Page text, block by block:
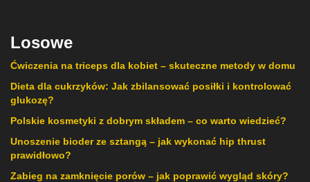
Losowe
Ćwiczenia na triceps dla kobiet – skuteczne metody w domu
Dieta dla cukrzyków: Jak zbilansować posiłki i kontrolować
glukozę?
Polskie kosmetyki z dobrym składem – co warto wiedzieć?
Unoszenie bioder ze sztangą – jak wykonać hip thrust
prawidłowo?
Zabieg na zamknięcie porów – jak poprawić wygląd skóry?